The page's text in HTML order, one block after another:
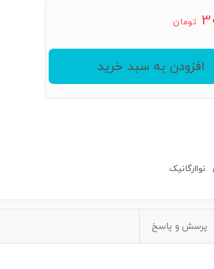
تومان
افزودن به سبد خرید
نواارگانیک
پرسش و پاسخ